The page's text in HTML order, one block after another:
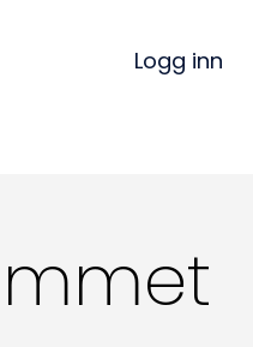
Logg inn